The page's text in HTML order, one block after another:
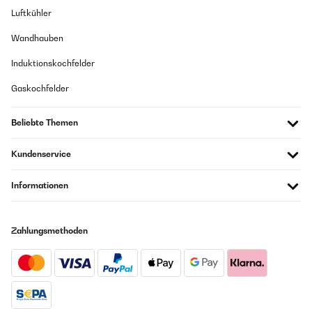
Luftkühler
Wandhauben
Induktionskochfelder
Gaskochfelder
Beliebte Themen
Kundenservice
Informationen
Zahlungsmethoden